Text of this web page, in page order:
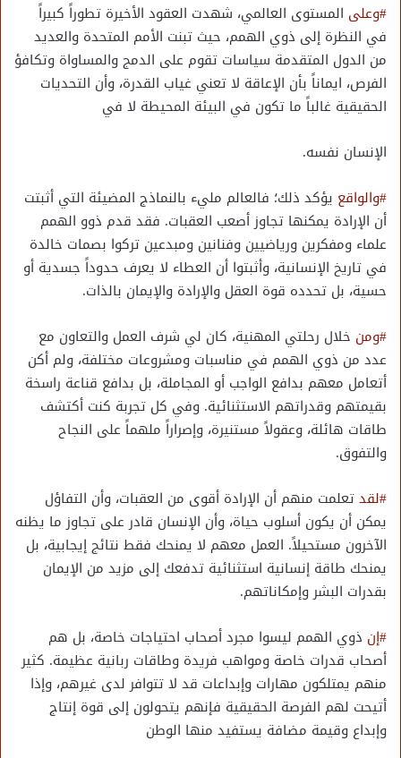
#وعلى المستوى العالمي، شهدت العقود الأخيرة تطوراً كبيراً
في النظرة إلى ذوي الهمم، حيث تبنت الأمم المتحدة والعديد
من الدول المتقدمة سياسات تقوم على الدمج والمساواة وتكافؤ
الفرص، ايماناً بأن الإعاقة لا تعني غياب القدرة، وأن التحديات
الحقيقية غالباً ما تكون في البيئة المحيطة لا في
الإنسان نفسه.
#والواقع يؤكد ذلك؛ فالعالم مليء بالنماذج المضيئة التي أثبتت
أن الإرادة يمكنها تجاوز أصعب العقبات. فقد قدم ذوو الهمم
علماء ومفكرين ورياضيين وفنانين ومبدعين تركوا بصمات خالدة
في تاريخ الإنسانية، وأثبتوا أن العطاء لا يعرف حدوداً جسدية أو
حسية، بل تحدده قوة العقل والإرادة والإيمان بالذات.
#ومن خلال رحلتي المهنية، كان لي شرف العمل والتعاون مع
عدد من ذوي الهمم في مناسبات ومشروعات مختلفة، ولم أكن
أتعامل معهم بدافع الواجب أو المجاملة، بل بدافع قناعة راسخة
بقيمتهم وقدراتهم الاستثنائية. وفي كل تجربة كنت أكتشف
طاقات هائلة، وعقولاً مستنيرة، وإصراراً ملهماً على النجاح
والتفوق.
#لقدتعلمت منهم أن الإرادة أقوى من العقبات، وأن التفاؤل
يمكن أن يكون أسلوب حياة، وأن الإنسان قادر على تجاوز ما يظنه
الآخرون مستحيلاً. العمل معهم لا يمنحك فقط نتائج إيجابية، بل
يمنحك طاقة إنسانية استثنائية تدفعك إلى مزيد من الإيمان
بقدرات البشر وإمكاناتهم.
#إن ذوي الهمم ليسوا مجرد أصحاب احتياجات خاصة، بل هم
أصحاب قدرات خاصة ومواهب فريدة وطاقات ربانية عظيمة. كثير
منهم يمتلكون مهارات وإبداعات قد لا تتوافر لدى غيرهم، وإذا
أتيحت لهم الفرصة الحقيقية فإنهم يتحولون إلى قوة إنتاج
وإبداع وقيمة مضافة يستفيد منها الوطن